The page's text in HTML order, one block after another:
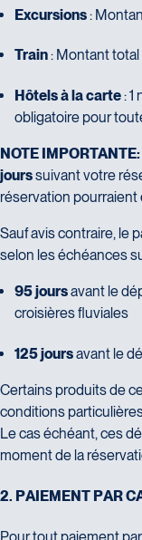
Excursions:
Train: Montant total
Hôtels à la carte: 1
obligatoire pour
NOTE IMPORTANTE:
jourssuivant votre
réservation pourraient
Sauf avis contraire, le
selon les échéances
95 joursavant le
croisières fluviales
125 joursavant le
Certains produits de
conditions
Le cas échéant, ces
moment de la
2. PAIEMENT PARC